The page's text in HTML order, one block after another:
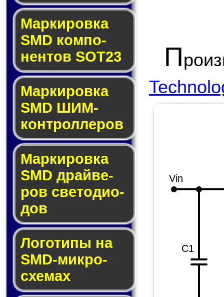
Маркировка
SMD ком­по­
нен­тов SOT23
Маркировка
SMD ШИМ-
кон­трол­ле­ров
Маркировка
SMD драй­ве­
ров све­то­ди­о­
дов
Логотипы на
SMD-мик­ро­
схе­мах
П
Vin
C1